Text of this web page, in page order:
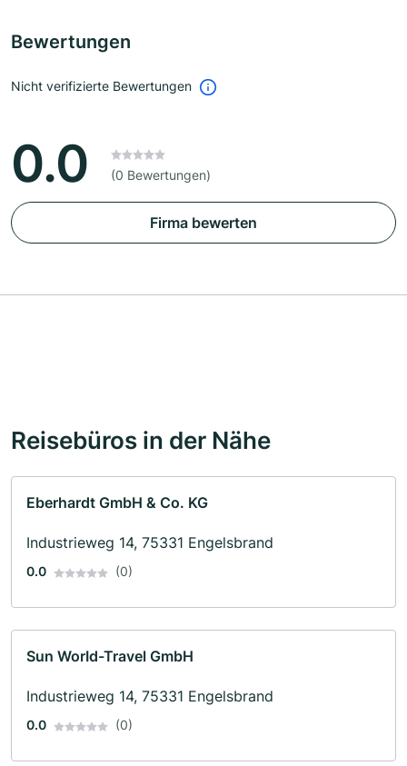
Bewertungen
Nicht verifizierte Bewertungen
0.0 (0 Bewertungen)
Firma bewerten
Reisebüros in der Nähe
Eberhardt GmbH & Co. KG
Industrieweg 14, 75331 Engelsbrand
0.0 (0)
Sun WorId-Travel GmbH
Industrieweg 14, 75331 Engelsbrand
0.0 (0)